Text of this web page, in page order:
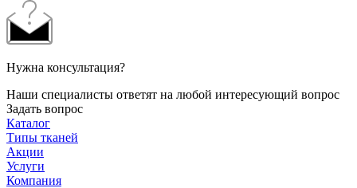
Нужна консультация?
Наши специалисты ответят на любой интересующий вопрос
Задать вопрос
Каталог
Типы тканей
Акции
Услуги
Компания